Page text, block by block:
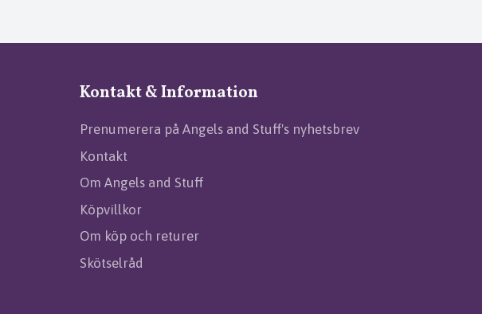
Kontakt & Information
Prenumerera på Angels and Stuff's nyhetsbrev
Kontakt
Om Angels and Stuff
Köpvillkor
Om köp och returer
Skötselråd